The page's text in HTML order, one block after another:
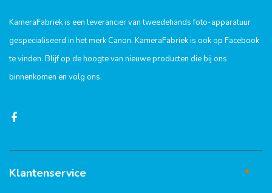
KameraFabriek is een leverancier van tweedehands foto-apparatuur
gespecialiseerd in het merk Canon. KameraFabriek is ook op Facebook
te vinden. Blijf op de hoogte van nieuwe producten die bij ons
binnenkomen en volg ons.
Klantenservice